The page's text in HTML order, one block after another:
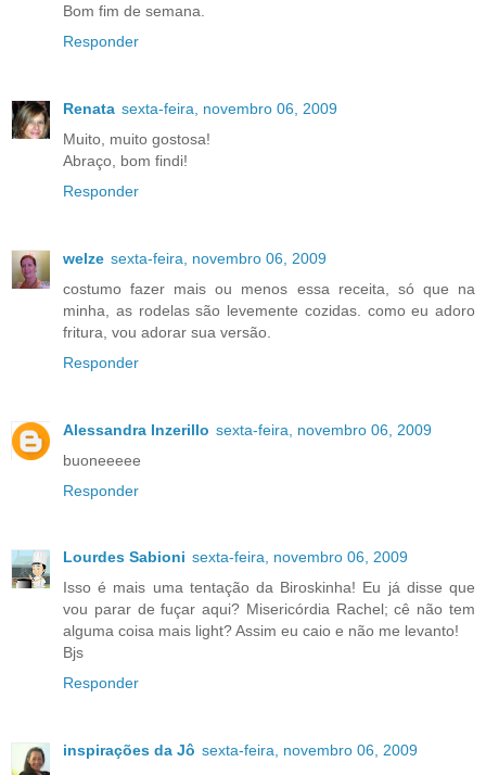
Bom fim de semana.
Responder
Renata sexta-feira, novembro 06, 2009
Muito, muito gostosa!
Abraço, bom findi!
Responder
welze sexta-feira, novembro 06, 2009
costumo fazer mais ou menos essa receita, só que na
minha, as rodelas são levemente cozidas. como eu adoro
fritura, vou adorar sua versão.
Responder
Alessandra Inzerillo sexta-feira, novembro 06, 2009
buoneeeee
Responder
Lourdes Sabioni sexta-feira, novembro 06, 2009
Isso é mais uma tentação da Biroskinha! Eu já disse que
vou parar de fuçar aqui? Misericórdia Rachel; cê não tem
alguma coisa mais light? Assim eu caio e não me levanto!
Bjs
Responder
inspirações da Jô sexta-feira, novembro 06, 2009